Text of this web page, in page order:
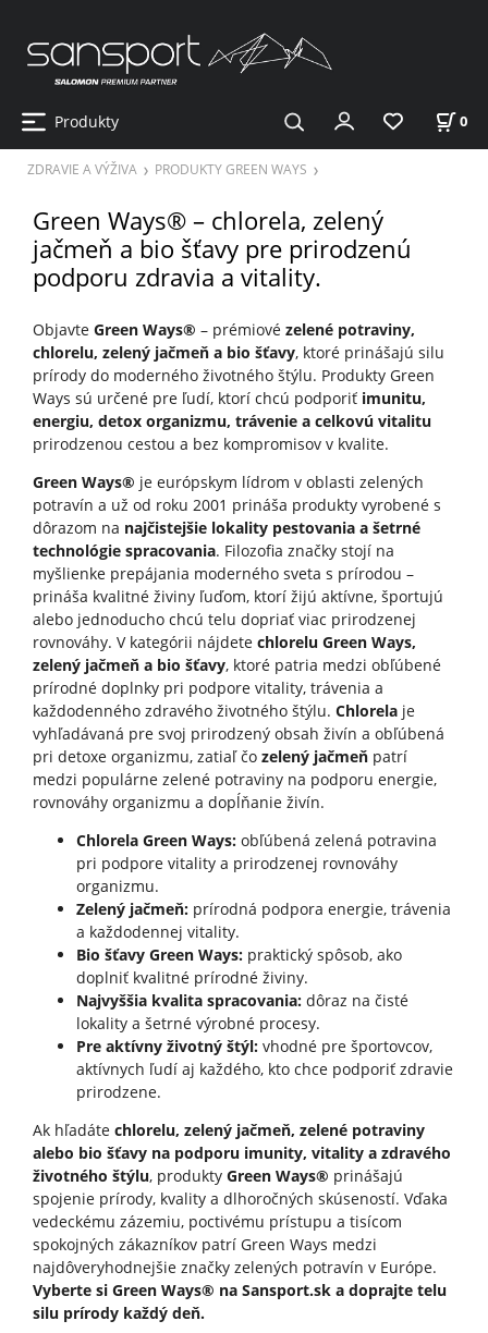
Produkty 0
ZDRAVIE A VÝŽIVA PRODUKTY GREEN WAYS
Green Ways® – chlorela, zelený
jačmeň a bio šťavy pre prirodzenú
podporu zdravia a vitality.
Objavte Green Ways® – prémiové zelené potraviny,
chlorelu, zelený jačmeň a bio šťavy, ktoré prinášajú silu
prírody do moderného životného štýlu. Produkty Green
Ways sú určené pre ľudí, ktorí chcú podporiť imunitu,
energiu, detox organizmu, trávenie a celkovú vitalitu
prirodzenou cestou a bez kompromisov v kvalite.
Green Ways® je európskym lídrom v oblasti zelených
potravín a už od roku 2001 prináša produkty vyrobené s
dôrazom na najčistejšie lokality pestovania a šetrné
technológie spracovania. Filozofia značky stojí na
myšlienke prepájania moderného sveta s prírodou –
prináša kvalitné živiny ľuďom, ktorí žijú aktívne, športujú
alebo jednoducho chcú telu dopriať viac prirodzenej
rovnováhy. V kategórii nájdete chlorelu Green Ways,
zelený jačmeň a bio šťavy, ktoré patria medzi obľúbené
prírodné doplnky pri podpore vitality, trávenia a
každodenného zdravého životného štýlu. Chlorelaje
vyhľadávaná pre svoj prirodzený obsah živín a obľúbená
pri detoxe organizmu, zatiaľ čo zelený jačmeňpatrí
medzi populárne zelené potraviny na podporu energie,
rovnováhy organizmu a dopĺňanie živín.
Chlorela Green Ways:obľúbená zelená potravina
pri podpore vitality a prirodzenej rovnováhy
organizmu.
Zelený jačmeň:prírodná podpora energie, trávenia
a každodennej vitality.
Bio šťavy Green Ways:praktický spôsob, ako
doplniť kvalitné prírodné živiny.
Najvyššia kvalita spracovania:dôraz na čisté
lokality a šetrné výrobné procesy.
Pre aktívny životný štýl:vhodné pre športovcov,
aktívnych ľudí aj každého, kto chce podporiť zdravie
prirodzene.
Ak hľadáte chlorelu, zelený jačmeň, zelené potraviny
alebo bio šťavy na podporu imunity, vitality a zdravého
životného štýlu, produkty Green Ways® prinášajú
spojenie prírody, kvality a dlhoročných skúseností. Vďaka
vedeckému zázemiu, poctivému prístupu a tisícom
spokojných zákazníkov patrí Green Ways medzi
najdôveryhodnejšie značky zelených potravín v Európe.
Vyberte si Green Ways® na Sansport.sk a doprajte telu
silu prírody každý deň.